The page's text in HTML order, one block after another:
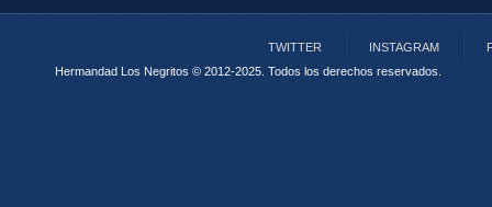
TWITTER INSTAGRAM
Hermandad Los Negritos © 2012-2025. Todos los derechos reservados.